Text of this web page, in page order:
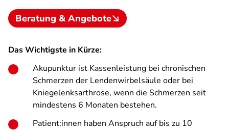
Beratung & Angebote
Das Wichtigste in Kürze:
Akupunktur ist Kassenleistung bei chronischen
Schmerzen der Lendenwirbelsäule oder bei
Kniegelenksarthrose, wenn die Schmerzen seit
mindestens 6 Monaten bestehen.
Patient:innen haben Anspruch auf bis zu 10